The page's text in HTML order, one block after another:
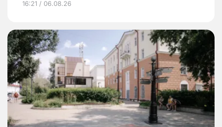
16:21 / 06.08.26